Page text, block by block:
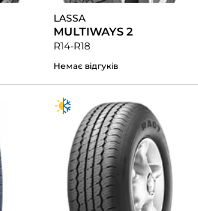
LASSA
MULTIWAYS 2
R14-R18
Немає відгуків